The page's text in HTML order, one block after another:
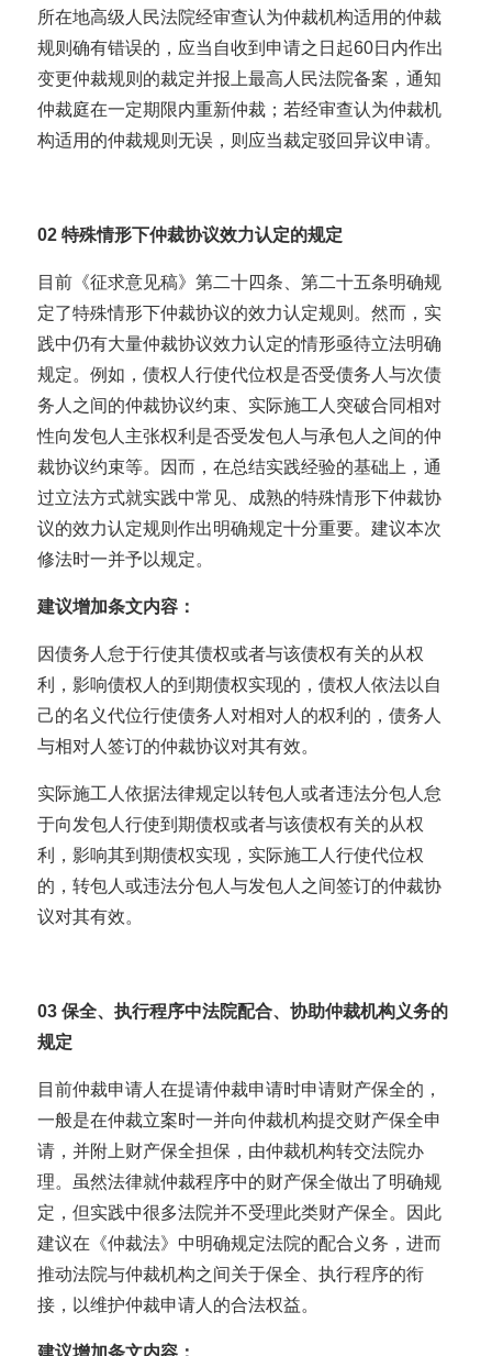
所在地高级人民法院经审查认为仲裁机构适用的仲裁
规则确有错误的，应当自收到申请之日起60日内作出
变更仲裁规则的裁定并报上最高人民法院备案，通知
仲裁庭在一定期限内重新仲裁；若经审查认为仲裁机
构适用的仲裁规则无误，则应当裁定驳回异议申请。
02 特殊情形下仲裁协议效力认定的规定
目前《征求意见稿》第二十四条、第二十五条明确规
定了特殊情形下仲裁协议的效力认定规则。然而，实
践中仍有大量仲裁协议效力认定的情形亟待立法明确
规定。例如，债权人行使代位权是否受债务人与次债
务人之间的仲裁协议约束、实际施工人突破合同相对
性向发包人主张权利是否受发包人与承包人之间的仲
裁协议约束等。因而，在总结实践经验的基础上，通
过立法方式就实践中常见、成熟的特殊情形下仲裁协
议的效力认定规则作出明确规定十分重要。建议本次
修法时一并予以规定。
建议增加条文内容：
因债务人怠于行使其债权或者与该债权有关的从权
利，影响债权人的到期债权实现的，债权人依法以自
己的名义代位行使债务人对相对人的权利的，债务人
与相对人签订的仲裁协议对其有效。
实际施工人依据法律规定以转包人或者违法分包人怠
于向发包人行使到期债权或者与该债权有关的从权
利，影响其到期债权实现，实际施工人行使代位权
的，转包人或违法分包人与发包人之间签订的仲裁协
议对其有效。
03 保全、执行程序中法院配合、协助仲裁机构义务的
规定
目前仲裁申请人在提请仲裁申请时申请财产保全的，
一般是在仲裁立案时一并向仲裁机构提交财产保全申
请，并附上财产保全担保，由仲裁机构转交法院办
理。虽然法律就仲裁程序中的财产保全做出了明确规
定，但实践中很多法院并不受理此类财产保全。因此
建议在《仲裁法》中明确规定法院的配合义务，进而
推动法院与仲裁机构之间关于保全、执行程序的衔
接，以维护仲裁申请人的合法权益。
建议增加条文内容：